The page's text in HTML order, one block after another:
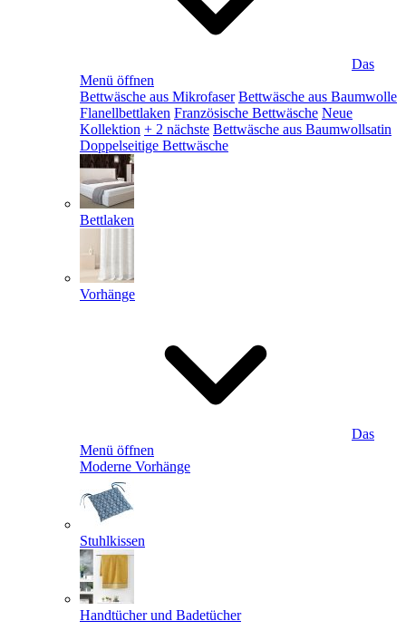
Das
Menü öffnen
Bettwäsche aus Mikrofaser Bettwäsche aus Baumwolle
Flanellbettlaken Französische Bettwäsche Neue
Kollektion + 2 nächste Bettwäsche aus Baumwollsatin
Doppelseitige Bettwäsche
Bettlaken
Vorhänge
Das
Menü öffnen
Moderne Vorhänge
Stuhlkissen
Handtücher und Badetücher